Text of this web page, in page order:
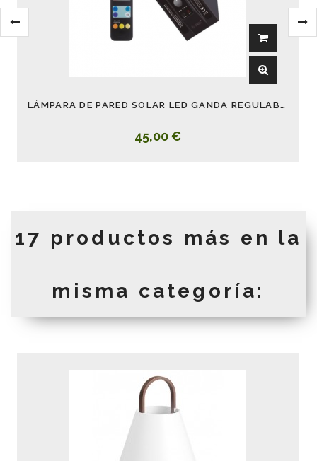
LÁMPARA DE PARED SOLAR LED GANDA REGULABLE CON MANDO
45,00 €
17 productos más en la
misma categoría: